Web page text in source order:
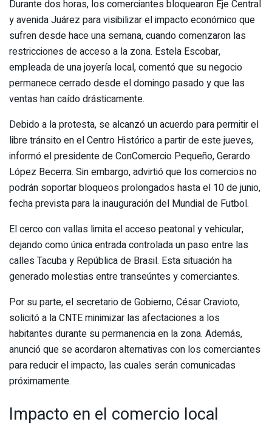
Durante dos horas, los comerciantes bloquearon Eje Central
y avenida Juárez para visibilizar el impacto económico que
sufren desde hace una semana, cuando comenzaron las
restricciones de acceso a la zona. Estela Escobar,
empleada de una joyería local, comentó que su negocio
permanece cerrado desde el domingo pasado y que las
ventas han caído drásticamente.
Debido a la protesta, se alcanzó un acuerdo para permitir el
libre tránsito en el Centro Histórico a partir de este jueves,
informó el presidente de ConComercio Pequeño, Gerardo
López Becerra. Sin embargo, advirtió que los comercios no
podrán soportar bloqueos prolongados hasta el 10 de junio,
fecha prevista para la inauguración del Mundial de Futbol.
El cerco con vallas limita el acceso peatonal y vehicular,
dejando como única entrada controlada un paso entre las
calles Tacuba y República de Brasil. Esta situación ha
generado molestias entre transeúntes y comerciantes.
Por su parte, el secretario de Gobierno, César Cravioto,
solicitó a la CNTE minimizar las afectaciones a los
habitantes durante su permanencia en la zona. Además,
anunció que se acordaron alternativas con los comerciantes
para reducir el impacto, las cuales serán comunicadas
próximamente.
Impacto en el comercio local